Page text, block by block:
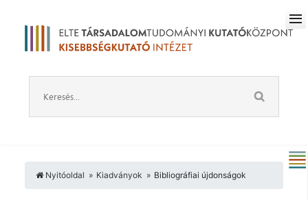
Nyitóoldal Kiadványok Bibliográfiai újdonságok